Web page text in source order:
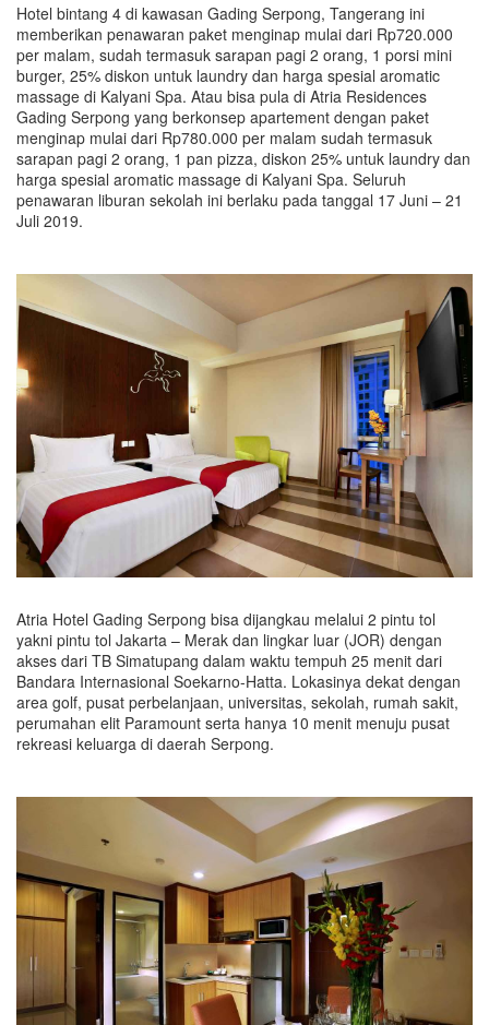
Hotel bintang 4 di kawasan Gading Serpong, Tangerang ini
memberikan penawaran paket menginap mulai dari Rp720.000
per malam, sudah termasuk sarapan pagi 2 orang, 1 porsi mini
burger, 25% diskon untuk laundry dan harga spesial aromatic
massage di Kalyani Spa. Atau bisa pula di Atria Residences
Gading Serpong yang berkonsep apartement dengan paket
menginap mulai dari Rp780.000 per malam sudah termasuk
sarapan pagi 2 orang, 1 pan pizza, diskon 25% untuk laundry dan
harga spesial aromatic massage di Kalyani Spa. Seluruh
penawaran liburan sekolah ini berlaku pada tanggal 17 Juni – 21
Juli 2019.
Atria Hotel Gading Serpong bisa dijangkau melalui 2 pintu tol
yakni pintu tol Jakarta – Merak dan lingkar luar (JOR) dengan
akses dari TB Simatupang dalam waktu tempuh 25 menit dari
Bandara Internasional Soekarno-Hatta. Lokasinya dekat dengan
area golf, pusat perbelanjaan, universitas, sekolah, rumah sakit,
perumahan elit Paramount serta hanya 10 menit menuju pusat
rekreasi keluarga di daerah Serpong.